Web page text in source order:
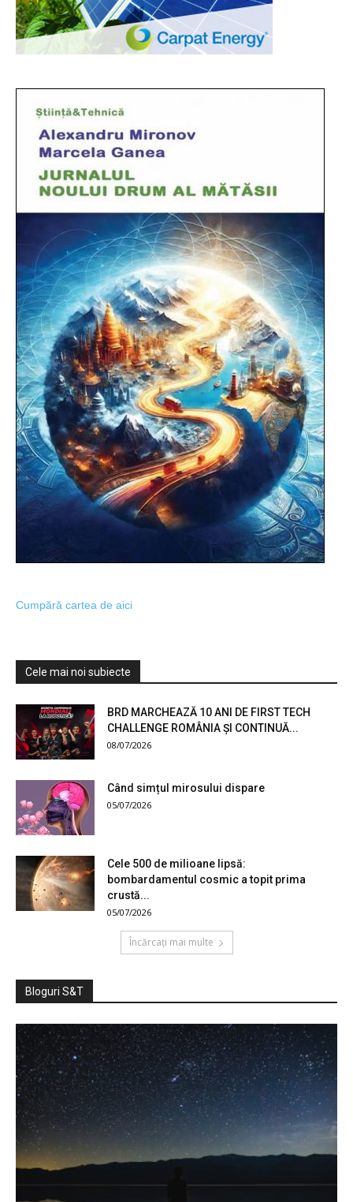
Cumpără cartea de aici
Cele mai noi subiecte
BRD MARCHEAZĂ 10 ANI DE FIRST TECH
CHALLENGE ROMÂNIA ȘI CONTINUĂ...
08/07/2026
Când simțul mirosului dispare
05/07/2026
Cele 500 de milioane lipsă:
bombardamentul cosmic a topit prima
crustă...
05/07/2026
Încărcați mai multe
Bloguri S&T